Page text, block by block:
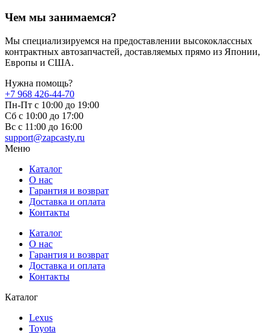
Чем мы занимаемся?
Мы специализируемся на предоставлении высококлассных
контрактных автозапчастей, доставляемых прямо из Японии,
Европы и США.
Нужна помощь?
+7 968 426-44-70
Пн-Пт с 10:00 до 19:00
Сб с 10:00 до 17:00
Вс c 11:00 до 16:00
support@zapcasty.ru
Меню
Каталог
О нас
Гарантия и возврат
Доставка и оплата
Контакты
Каталог
О нас
Гарантия и возврат
Доставка и оплата
Контакты
Каталог
Lexus
Toyota